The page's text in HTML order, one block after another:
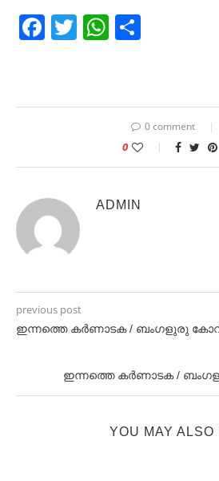
Facebook
TwitterWhatsApp
0 comment
0
ADMIN
previous post
ഇന്നത്തെ കർണാടക / ബംഗളുരു
ഇന്നത്തെ കർണാടക /
YOU MAY ALSO